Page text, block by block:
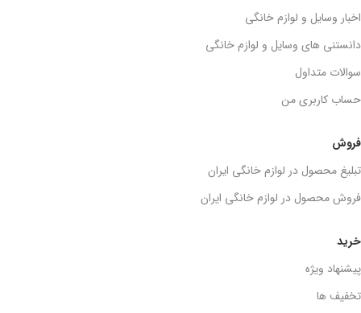
خرید
پیشنهاد ویژه
تخفیف ها
فروش
تبلیغ محصول در لوازم خانگی ایران
فروش محصول در لوازم خانگی ایران
اخبار وسایل و لوازم خانگی
دانستنی های وسایل و لوازم خانگی
سوالات متداول
حساب کاربری من